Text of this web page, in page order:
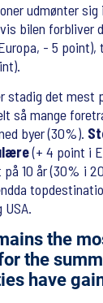
udmønter sig i
bilen forbliver
- 5 point),
stadig det mest
så mange
byer (30%).
(+ 4 point i
10 år (30% i
USA.